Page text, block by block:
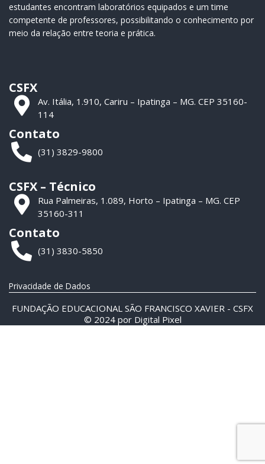
estudantes encontram laboratórios equipados e um time
competente de professores, possibilitando o conhecimento por
meio da relação entre teoria e prática.
CSFX
Av. Itália, 1.910, Cariru – Ipatinga – MG. CEP 35160-
114
Contato
(31) 3829-9800
CSFX – Técnico
Rua Palmeiras, 1.089, Horto – Ipatinga – MG. CEP
35160-311
Contato
(31) 3830-5850
Privacidade de Dados
FUNDAÇÃO EDUCACIONAL SÃO FRANCISCO XAVIER - CSFX
© 2024 por Digital Pixel